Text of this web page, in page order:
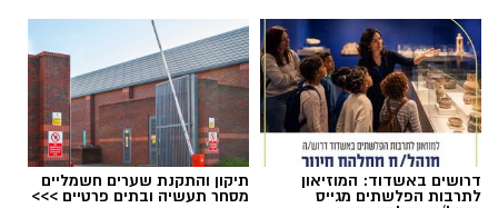
במהלך הנסיעה התקשתה שלומית לשבת, ובכניסה
לאשדוד ירדו לה המים. זמן קצר לאחר מכן אמרה
לדן: "אני יולדת" — ובתוך שניות נולדה ליבי במושב
האחורי של הרכב, היישר לתוך מכנסיה של אמה.
דרושים באשדוד: המוזיאון
לתרבות הפלשתים מגייס
תיקון והתקנת שערים חשמליים
מסחר תעשיה ובתים פרטיים >>>